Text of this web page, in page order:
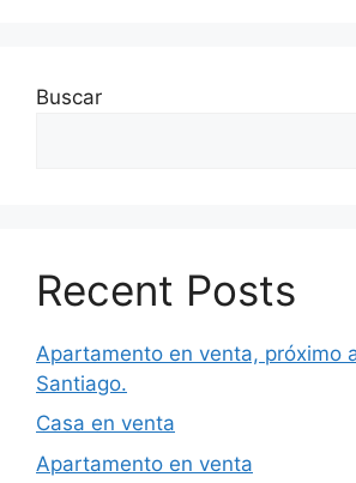
Buscar
Recent Posts
Apartamento en venta, próximo
Santiago.
Casa en venta
Apartamento en venta